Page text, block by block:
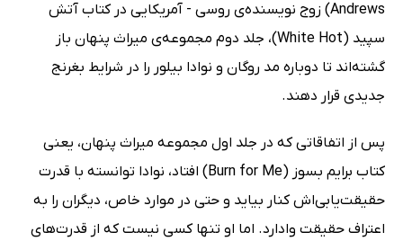
Andrews) زوج نویسنده‌ی روسی - آمریکایی در کتاب آتش
سپید (White Hot)، جلد دوم مجموعه‌ی میراث پنهان باز
گشته‌اند تا دوباره مد روگان و نوادا بیلور را در شرایط بغرنج
جدیدی قرار دهند.
پس از اتفاقاتی که در جلد اول مجموعه میراث پنهان، یعنی
کتاب برایم بسوز (Burn for Me) افتاد، نوادا توانسته با قدرت
حقیقت‌یابی‌اش کنار بیاید و حتی در موارد خاص، دیگران را به
اعتراف حقیقت وادارد. اما او تنها کسی نیست که از قدرت‌های